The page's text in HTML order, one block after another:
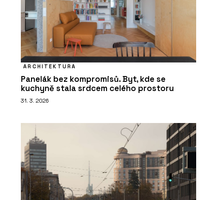
ARCHITEKTURA
Panelák bez kompromisů. Byt, kde se
kuchyně stala srdcem celého prostoru
31. 3. 2026